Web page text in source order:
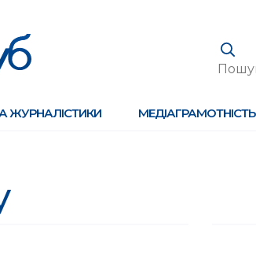
ЖУРНАЛІСТИКИ МЕДІАГРАМОТНІСТЬ